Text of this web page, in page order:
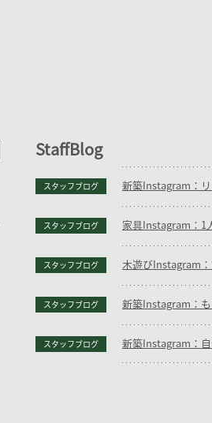
StaffBlog
スタッフブログ 新築Instagram：
スタッフブログ 家具Instagram：1
スタッフブログ 木遊びInstagram：
スタッフブログ 新築Instagram：も
スタッフブログ 新築Instagram：